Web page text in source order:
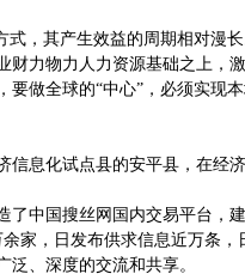
式，其产生效益的周期相对漫
财力物力人力资源基础之上，
要做全球的“中心”，必须实现
信息化试点县的安平县，在经
了中国搜丝网国内交易平台，
家，日发布供求信息近万条
、深度的交流和共享。